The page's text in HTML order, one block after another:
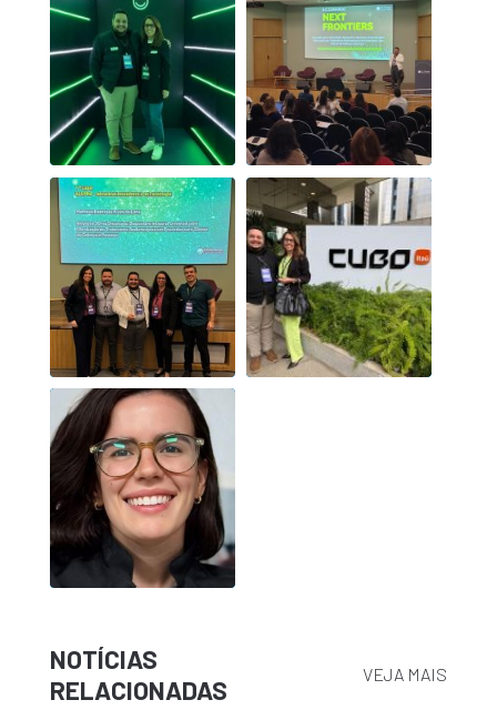
NOTÍCIAS
RELACIONADAS
VEJA MAIS